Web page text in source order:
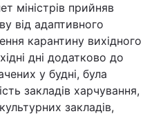
міністрів прийняв
від адаптивного
карантину вихідного
дні додатково до
у будні, була
закладів харчування,
закладів,